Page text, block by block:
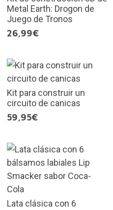
Metal Earth: Drogon de
Juego de Tronos
26,99€
Kit para construir un
circuito de canicas
59,95€
Lata clásica con 6